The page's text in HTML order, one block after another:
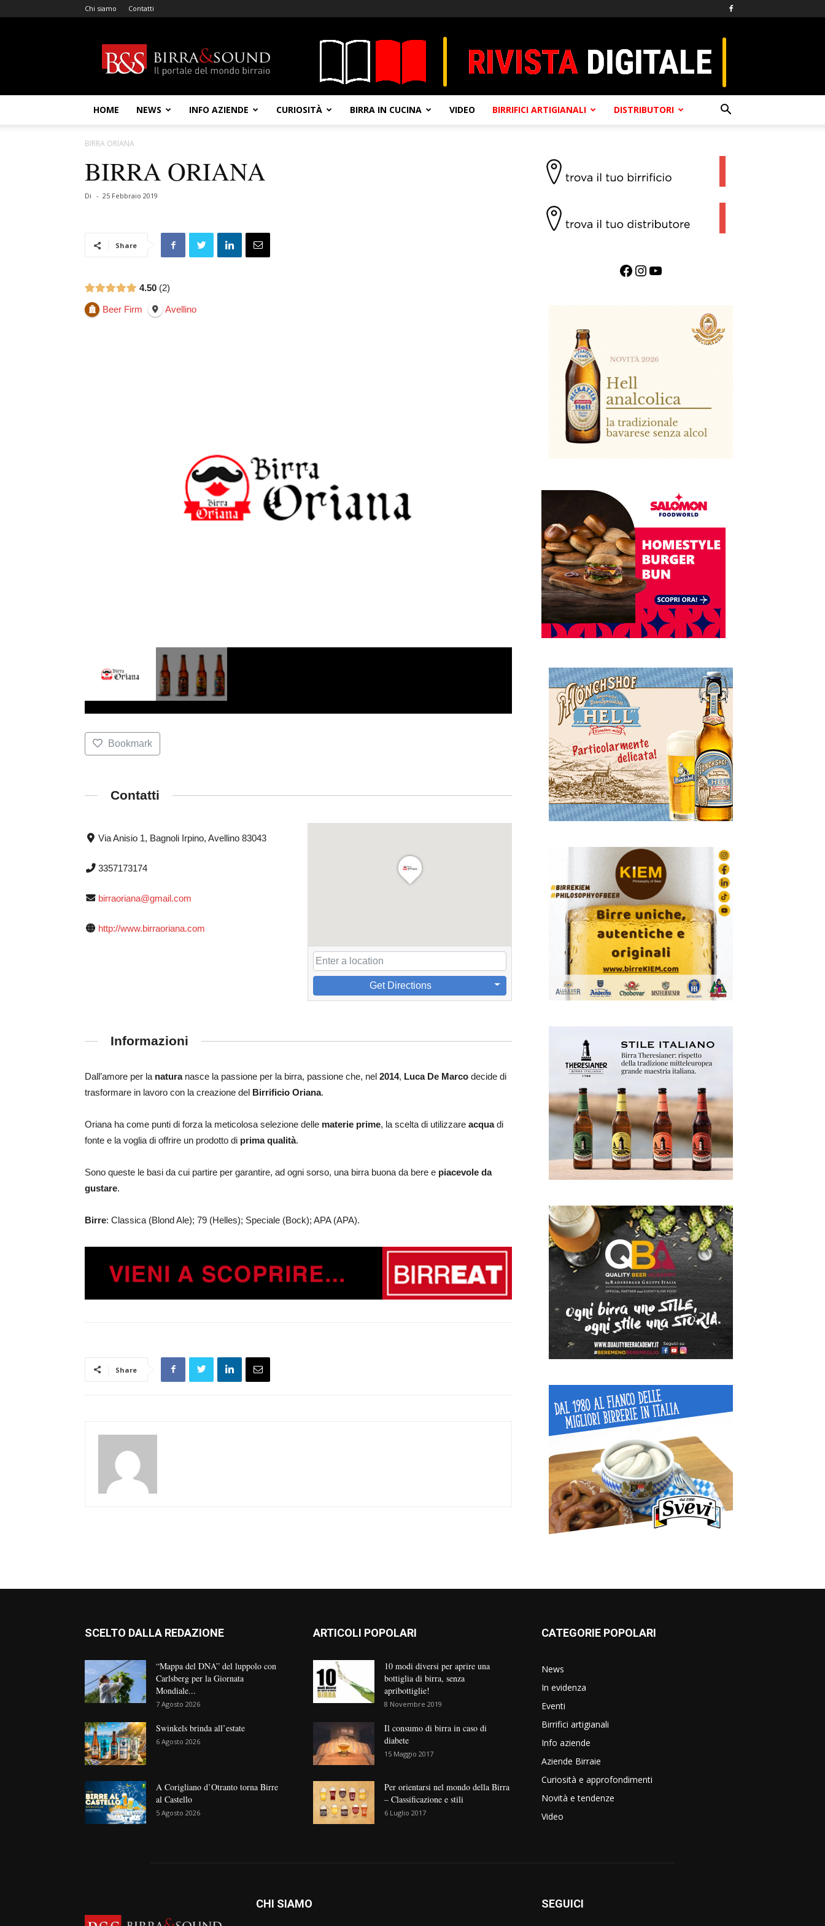
Chi siamo Contatti
&
Sound
HOME NEWS INFO AZIENDE CURIOSITÀ BIRRA IN CUCINA VIDEO BIRRIFICI ARTIGIANALI DISTRIBUTORI
BIRRA ORIANA
BIRRA ORIANA
Di - 25 Febbraio 2019
Share
4.50 2
Beer Firm Avellino
Bookmark
Contatti
Via Anisio 1, Bagnoli Irpino, Avellino 83043
3357173174
birraoriana@gmail.com
http://www.birraoriana.com
Get Directions
Informazioni
Dall’amore per la naturanasce la passione per la birra, passione che, nel 2014, Luca De Marco decide di
trasformare in lavoro con la creazione del Birrificio Oriana.
Oriana ha come punti di forza la meticolosa selezione delle materie prime, la scelta di utilizzare acquadi
fonte e la voglia di offrire un prodotto di prima qualità.
Sono queste le basi da cui partire per garantire, ad ogni sorso, una birra buona da bere e piacevole da
gustare.
Birre: Classica (Blond Ale); 79 (Helles); Speciale (Bock); APA (APA).
Share
Facebook InstagramYouTube
SCELTO DALLA REDAZIONE
“Mappa del DNA” del luppolo con
Carlsberg per la Giornata
Mondiale...
7 Agosto 2026
Swinkels brinda all’estate
6 Agosto 2026
A Corigliano d’Otranto torna Birre
al Castello
5 Agosto 2026
ARTICOLI POPOLARI
10 modi diversi per aprire una
bottiglia di birra, senza
apribottiglie!
8 Novembre 2019
Il consumo di birra in caso di
diabete
15 Maggio 2017
Per orientarsi nel mondo della Birra
– Classificazione e stili
6 Luglio 2017
CATEGORIE POPOLARI
News
In evidenza
Eventi
Birrifici artigianali
Info aziende
Aziende Birraie
Curiosità e approfondimenti
Novità e tendenze
Video
CHI SIAMO SEGUICI